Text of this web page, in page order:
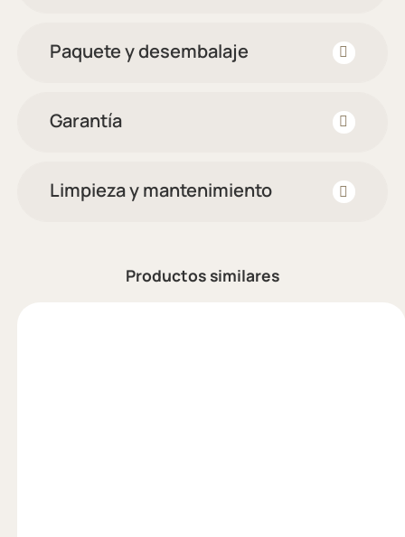
Paquete y desembalaje
Garantía
Limpieza y mantenimiento
Productos similares